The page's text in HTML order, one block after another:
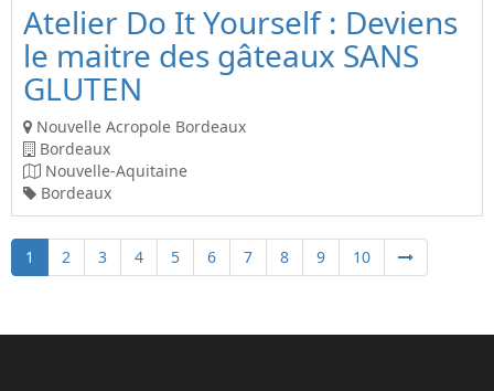
Atelier Do It Yourself : Deviens
le maitre des gâteaux SANS
GLUTEN
Nouvelle Acropole Bordeaux
Bordeaux
Nouvelle-Aquitaine
Bordeaux
1 2 3 4 5 6 7 8 9 10